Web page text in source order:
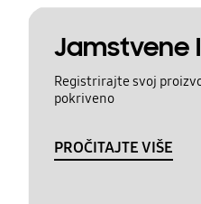
Jamstvene
Registrirajte svoj
pokriveno
PROČITAJTE VIŠE